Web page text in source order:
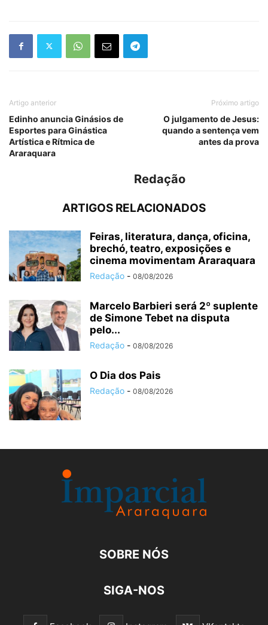
Artigo anterior
Edinho anuncia Ginásios de
Esportes para Ginástica
Artística e Rítmica de
Araraquara
Próximo artigo
O julgamento de Jesus:
quando a sentença vem
antes da prova
Redação
ARTIGOS RELACIONADOS
Feiras, literatura, dança, oficina,
brechó, teatro, exposições e
cinema movimentam Araraquara
Redação - 08/08/2026
Marcelo Barbieri será 2º suplente
de Simone Tebet na disputa
pelo...
Redação - 08/08/2026
O Dia dos Pais
Redação - 08/08/2026
SOBRE NÓS
SIGA-NOS